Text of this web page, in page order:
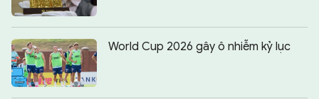
World Cup 2026 gây ô nhiễm kỷ lục